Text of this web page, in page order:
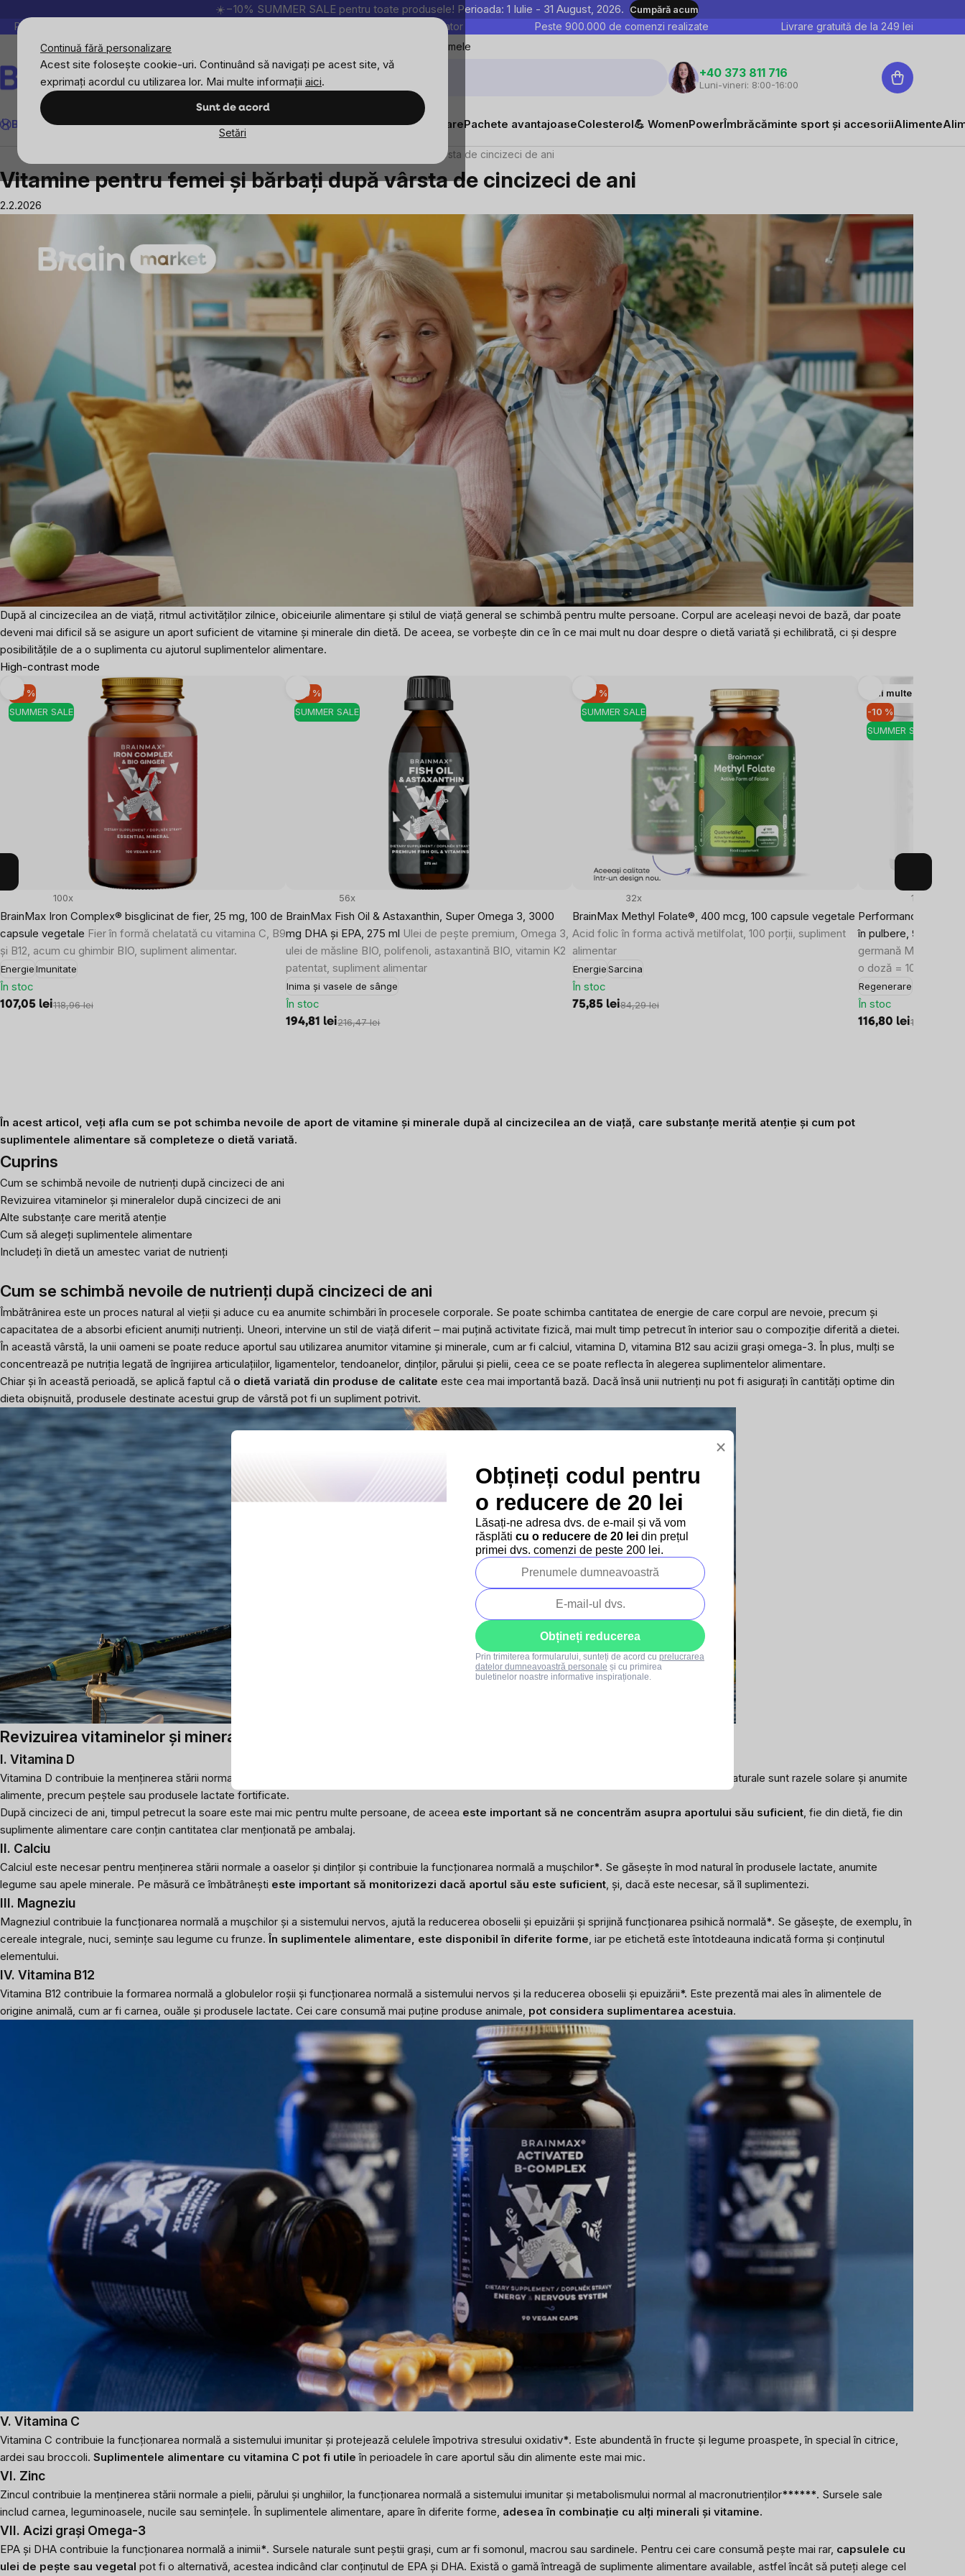
Continuă fără personalizare
Acest site folosește cookie-uri. Continuând să navigați pe acest site, vă
exprimați acordul cu utilizarea lor. Mai multe informații aici.
Sunt de acord
Setări
☀️−10% SUMMER SALE pentru toate produsele! Perioada: 1 Iulie - 31 August, 2026. Cumpără acum
Peste 200.000 de recenzii verificate Produsele noastre sunt testate în laborator Peste 900.000 de comenzi realizate Livrare gratuită de la 249 lei
Favoritele mele
Căutare
+40 373 811 716
Luni-vineri: 8:00-16:00
Coş
de
BrainMax
SportImunitateFemeiBărbațiCopiiObiectiveNoutățiSuplimente alimentarePachete avantajoaseColesterol💪 WomenPowerÎmbrăcăminte sport și accesoriiAlimente
Vitamine pentru femei și bărbați după vârsta de cincizeci de ani
Vitamine pentru femei și bărbați după vârsta de cincizeci de ani
2.2.2026
După al cincizecilea an de viață, ritmul activităților zilnice, obiceiurile alimentare și stilul de viață general se schimbă pentru multe persoane. Corpul are aceleași nevoi de bază, dar poate
deveni mai dificil să se asigure un aport suficient de vitamine și minerale din dietă. De aceea, se vorbește din ce în ce mai mult nu doar despre o dietă variată și echilibrată, ci și despre
posibilitățile de a o suplimenta cu ajutorul suplimentelor alimentare.
High-contrast mode
SUMMER SALE
-10 %
BrainMax Iron Complex® bisglicinat de fier, 25 mg, 100 de
capsule vegetale Fier în formă chelatată cu vitamina C, B9
și B12, acum cu ghimbir BIO, supliment alimentar.
EnergieImunitate
100x
În stoc
107,05 lei118,96 lei
SUMMER SALE
-10 %
BrainMax Fish Oil & Astaxanthin, Super Omega 3, 3000
mg DHA și EPA, 275 ml Ulei de pește premium, Omega 3,
ulei de măsline BIO, polifenoli, astaxantină BIO, vitamin K2
patentat, supliment alimentar
Inima și vasele de sânge
56x
În stoc
194,81 lei216,47 lei
SUMMER SALE
-10 %
BrainMax Methyl Folate®, 400 mcg, 100 capsule vegetale
Acid folic în forma activă metilfolat, 100 porții, supliment
alimentar
EnergieSarcina
32x
În stoc
75,85 lei84,29 lei
SUMMER SALE
-10 %
Mai multe variante
Performance
în pulbere, 90 doze,
germană MagChel®,
o doză = 100% din
Regenerare
184x
În stoc
116,80 lei129,79 lei
În acest articol, veți afla cum se pot schimba nevoile de aport de vitamine și minerale după al cincizecilea an de viață, care substanțe merită atenție și cum pot
suplimentele alimentare să completeze o dietă variată.
Cuprins
Cum se schimbă nevoile de nutrienți după cincizeci de ani
Revizuirea vitaminelor și mineralelor după cincizeci de ani
Alte substanțe care merită atenție
Cum să alegeți suplimentele alimentare
Includeți în dietă un amestec variat de nutrienți
Cum se schimbă nevoile de nutrienți după cincizeci de ani
Îmbătrânirea este un proces natural al vieții și aduce cu ea anumite schimbări în procesele corporale. Se poate schimba cantitatea de energie de care corpul are nevoie, precum și
capacitatea de a absorbi eficient anumiți nutrienți. Uneori, intervine un stil de viață diferit – mai puțină activitate fizică, mai mult timp petrecut în interior sau o compoziție diferită a dietei.
În această vârstă, la unii oameni se poate reduce aportul sau utilizarea anumitor vitamine și minerale, cum ar fi calciul, vitamina D, vitamina B12 sau acizii grași omega-3. În plus, mulți se
concentrează pe nutriția legată de îngrijirea articulațiilor, ligamentelor, tendoanelor, dinților, părului și pielii, ceea ce se poate reflecta în alegerea suplimentelor alimentare.
Chiar și în această perioadă, se aplică faptul că o dietă variată din produse de calitate este cea mai importantă bază. Dacă însă unii nutrienți nu pot fi asigurați în cantități optime din
dieta obișnuită, produsele destinate acestui grup de vârstă pot fi un supliment potrivit.
Revizuirea vitaminelor și mineralelor după cincizeci de ani
I. Vitamina D
Vitamina D contribuie la menținerea stării normale a oaselor și dinților, sprijină funcționarea normală a mușchilor și a sistemului imunitar
. Sursele sale naturale sunt razele solare și anumite
alimente, precum peștele sau produsele lactate fortificate.
După cincizeci de ani, timpul petrecut la soare este mai mic pentru multe persoane, de aceea este important să ne concentrăm asupra aportului său suficient, fie din dietă, fie din
suplimente alimentare care conțin cantitatea clar menționată pe ambalaj.
II. Calciu
Calciul este necesar pentru menținerea stării normale a oaselor și dinților și contribuie la funcționarea normală a mușchilor*. Se găsește în mod natural în produsele lactate, anumite
legume sau apele minerale. Pe măsură ce îmbătrânești este important să monitorizezi dacă aportul său este suficient, și, dacă este necesar, să îl suplimentezi.
III. Magneziu
Magneziul contribuie la funcționarea normală a mușchilor și a sistemului nervos, ajută la reducerea oboselii și epuizării și sprijină funcționarea psihică normală*. Se găsește, de exemplu, în
cereale integrale, nuci, semințe sau legume cu frunze.În suplimentele alimentare, este disponibil în diferite forme, iar pe etichetă este întotdeauna indicată forma și conținutul
elementului.
IV. Vitamina B12
Vitamina B12 contribuie la formarea normală a globulelor roșii și funcționarea normală a sistemului nervos și la reducerea oboselii și epuizării*. Este prezentă mai ales în alimentele de
origine animală, cum ar fi carnea, ouăle și produsele lactate. Cei care consumă mai puține produse animale, pot considera suplimentarea acestuia.
V. Vitamina C
Vitamina C contribuie la funcționarea normală a sistemului imunitar și protejează celulele împotriva stresului oxidativ*. Este abundentă în fructe și legume proaspete, în special în citrice,
ardei sau broccoli. Suplimentele alimentare cu vitamina C pot fi utileîn perioadele în care aportul său din alimente este mai mic.
VI. Zinc
Zincul contribuie la menținerea stării normale a pielii, părului și unghiilor, la funcționarea normală a sistemului imunitar și metabolismului normal al macronutrienților******. Sursele sale
includ carnea, leguminoasele, nucile sau semințele. În suplimentele alimentare, apare în diferite forme, adesea în combinație cu alți minerali și vitamine.
VII. Acizi grași Omega-3
EPA și DHA contribuie la funcționarea normală a inimii*. Sursele naturale sunt peștii grași, cum ar fi somonul, macrou sau sardinele. Pentru cei care consumă pește mai rar, capsulele cu
ulei de pește sau vegetal pot fi o alternativă, acestea indicând clar conținutul de EPA și DHA. Există o gamă întreagă de suplimente alimentare available, astfel încât să puteți alege cel
×
Obțineți codul pentru
o reducere de 20 lei
Lăsați-ne adresa dvs. de e-mail și vă vom
răsplăti cu o reducere de 20 lei din prețul
primei dvs. comenzi de peste 200 lei.
Obțineți reducerea
Prin trimiterea formularului, sunteți de acord cu prelucrarea
datelor dumneavoastră personale și cu primirea
buletinelor noastre informative inspiraționale.